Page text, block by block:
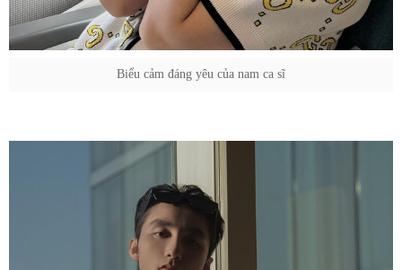
Biểu cảm đáng yêu của nam ca sĩ